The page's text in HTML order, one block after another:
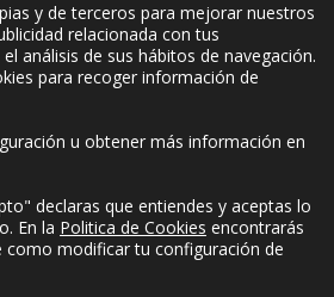
derechos reservados.
y de terceros para mejorar nuestros
relacionada con tus
análisis de sus hábitos de navegación.
para recoger información de
u obtener más información en
declaras que entiendes y aceptas lo
En la Politica de Cookies encontrarás
modificar tu configuración de